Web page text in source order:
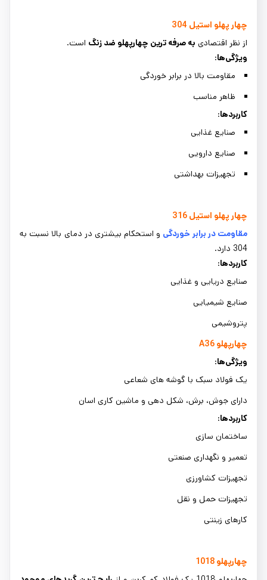
چهار پهلو استیل 304
از نظر اقتصادی به صرفه ترین چهارپهلو ضد زنگ است.
ویژگی‌ها:
مقاومت بالا در برابر خوردگی
ظاهر مناسب
کاربردها:
صنایع غذایی
صنایع دارویی
تجهیزات بهداشتی
چهار پهلو استیل 316
مقاومت در برابر خوردگی و استحکام بیشتری در دمای بالا نسبت به
304 دارد.
کاربردها:
صنایع دریایی و غذایی
صنایع شیمیایی
پتروشیمی
چهارپهلو A36
ویژگی‌ها:
یک فولاد سبک با گوشه های شعاعی
دارای جوش، برش، شکل دهی و ماشین کاری اسان
کاربردها:
ساختمان سازی
تعمیر و نگهداری صنعتی
تجهیزات کشاورزی
تجهیزات حمل و نقل
کارهای زینتی
چهارپهلو 1018